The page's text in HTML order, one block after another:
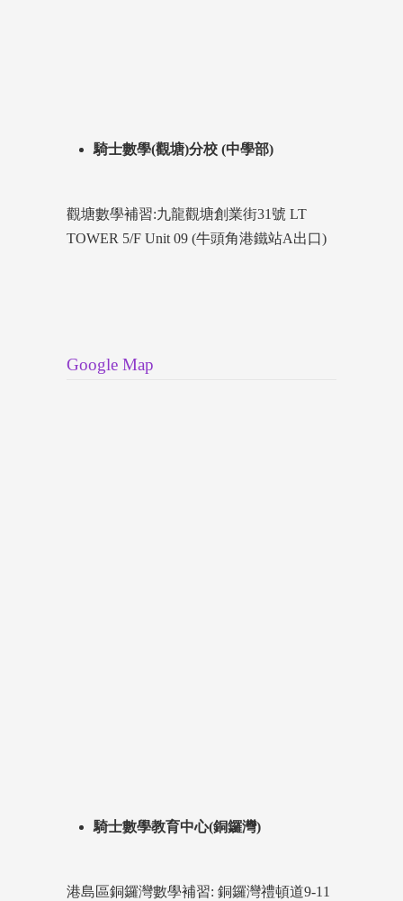
騎士數學(觀塘)分校 (中學部)
觀塘數學補習:九龍觀塘創業街31號 LT
TOWER 5/F Unit 09 (牛頭角港鐵站A出口)
Google Map
騎士數學教育中心(銅鑼灣)
港島區銅鑼灣數學補習: 銅鑼灣禮頓道9-11